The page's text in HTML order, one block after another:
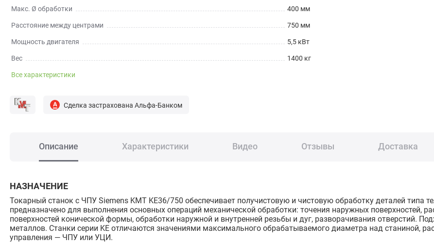
Макс. Ø обработки 400 мм
Расстояние между центрами 750 мм
Мощность двигателя 5,5 кВт
Вес 1400 кг
Все характеристики
Сделка застрахована Альфа-Банком
Описание Характеристики Видео Отзывы Доставка
НАЗНАЧЕНИЕ
Токарный станок с ЧПУ Siemens KMT KE36/750 обеспечивает получистовую и чистовую обработку деталей типа
предназначено для выполнения основных операций механической обработки: точения наружных поверхностей,
поверхностей конической формы, обработки наружной и внутренней резьбы и дуг, разворачивания отверстий.
металлов. Станки серии KE отличаются значениями максимального обрабатываемого диаметра над станиной,
управления — ЧПУ или УЦИ.